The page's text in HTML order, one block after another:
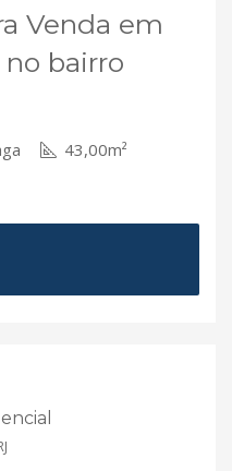
Venda em
no bairro
43,00m²